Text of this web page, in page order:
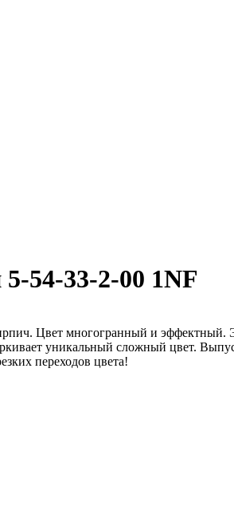
54-33-2-00 1NF
Цвет многогранный и эффектный.
уникальный сложный цвет.
переходов цвета!